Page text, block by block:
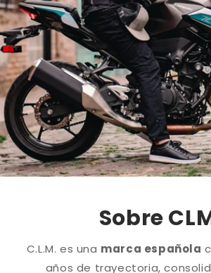
Sobre
C.L.M. es una marca española
años de trayectoria,